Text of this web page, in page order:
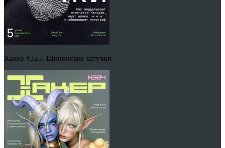
Хакер #325. Шпионские штучки